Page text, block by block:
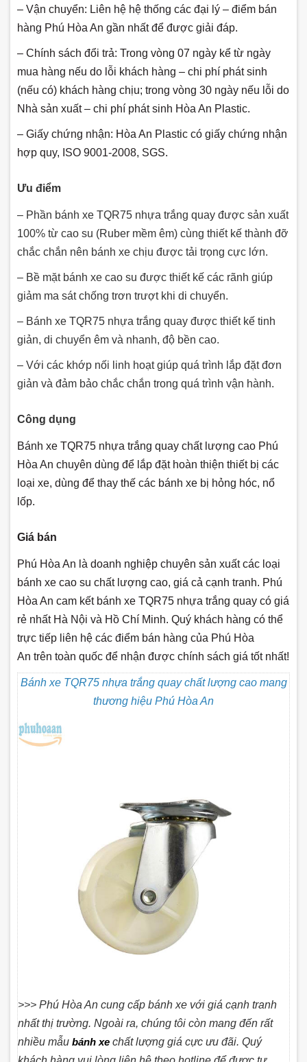
– Vận chuyển: Liên hệ hệ thống các đại lý – điểm bán
hàng Phú Hòa An gần nhất để được giải đáp.
– Chính sách đổi trả: Trong vòng 07 ngày kể từ ngày
mua hàng nếu do lỗi khách hàng – chi phí phát sinh
(nếu có) khách hàng chịu; trong vòng 30 ngày nếu lỗi do
Nhà sản xuất – chi phí phát sinh Hòa An Plastic.
– Giấy chứng nhận: Hòa An Plastic có giấy chứng nhận
hợp quy, ISO 9001-2008, SGS.
Ưu điểm
– Phần bánh xe TQR75 nhựa trắng quay được sản xuất
100% từ cao su (Ruber mềm êm) cùng thiết kế thành đỡ
chắc chắn nên bánh xe chịu được tải trọng cực lớn.
– Bề mặt bánh xe cao su được thiết kế các rãnh giúp
giảm ma sát chống trơn trượt khi di chuyển.
– Bánh xe TQR75 nhựa trắng quay được thiết kế tinh
giản, di chuyển êm và nhanh, độ bền cao.
– Với các khớp nối linh hoạt giúp quá trình lắp đặt đơn
giản và đảm bảo chắc chắn trong quá trình vận hành.
Công dụng
Bánh xe TQR75 nhựa trắng quay chất lượng cao Phú
Hòa An chuyên dùng để lắp đặt hoàn thiện thiết bị các
loại xe, dùng để thay thế các bánh xe bị hỏng hóc, nổ
lốp.
Giá bán
Phú Hòa An là doanh nghiệp chuyên sản xuất các loại
bánh xe cao su chất lượng cao, giá cả cạnh tranh. Phú
Hòa An cam kết bánh xe TQR75 nhựa trắng quay có giá
rẻ nhất Hà Nội và Hồ Chí Minh. Quý khách hàng có thể
trực tiếp liên hệ các điểm bán hàng của Phú Hòa
An trên toàn quốc để nhận được chính sách giá tốt nhất!
Bánh xe TQR75 nhựa trắng quay chất lượng cao mang
thương hiệu Phú Hòa An
>>> Phú Hòa An cung cấp bánh xe với giá cạnh tranh
nhất thị trường. Ngoài ra, chúng tôi còn mang đến rất
nhiều mẫu bánh xe chất lượng giá cực ưu đãi. Quý